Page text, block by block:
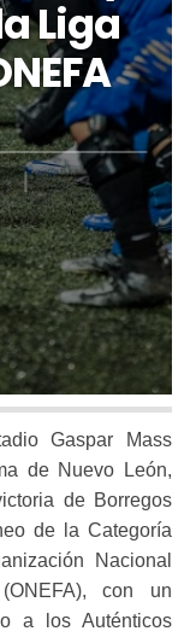
Liga
Gaspar Mass
de Nuevo León,
de Borregos
de la Categoría
Nacional
con un
a los Auténticos